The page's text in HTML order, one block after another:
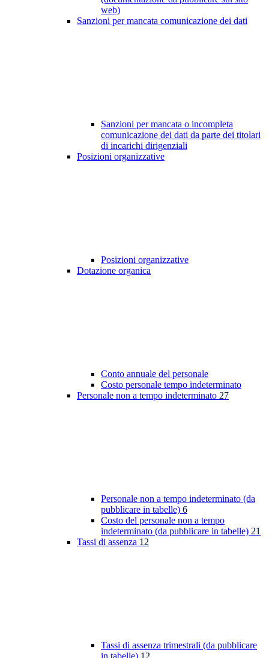
web)
Sanzioni per mancata comunicazione dei dati
Sanzioni per mancata o incompleta
comunicazione dei dati da parte dei titolari
di incarichi dirigenziali
Posizioni organizzative
Posizioni organizzative
Dotazione organica
Conto annuale del personale
Costo personale tempo indeterminato
Personale non a tempo indeterminato 27
Personale non a tempo indeterminato (da
pubblicare in tabelle) 6
Costo del personale non a tempo
indeterminato (da pubblicare in tabelle) 21
Tassi di assenza 12
Tassi di assenza trimestrali (da pubblicare